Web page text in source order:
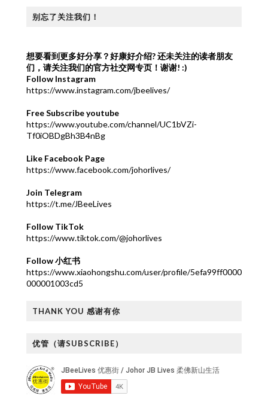
别忘了关注我们！
想要看到更多好分享？好康好介绍?还未关注的读者朋友
们，请关注我们的官方社交网专页！谢谢! :)
Follow Instagram
https://www.instagram.com/jbeelives/
Free Subscribe youtube
https://www.youtube.com/channel/UC1bVZi-
Tf0iOBDgBh3B4nBg
Like Facebook Page
https://www.facebook.com/johorlives/
Join Telegram
https://t.me/JBeeLives
Follow TikTok
https://www.tiktok.com/@johorlives
Follow 小红书
https://www.xiaohongshu.com/user/profile/5efa99ff0000
000001003cd5
THANK YOU 感谢有你
优管（请SUBSCRIBE）